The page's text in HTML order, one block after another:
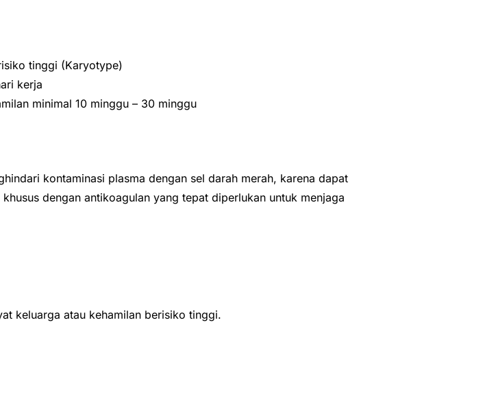
tinggi (Karyotype)
kerja
minimal 10 minggu – 30 minggu
kontaminasi plasma dengan sel darah merah, karena dapat
dengan antikoagulan yang tepat diperlukan untuk menjaga
keluarga atau kehamilan berisiko tinggi.